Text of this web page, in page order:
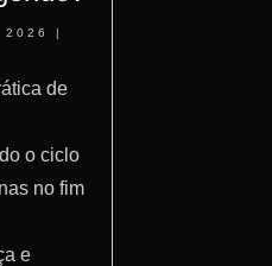
|
de
o ciclo
no fim
e